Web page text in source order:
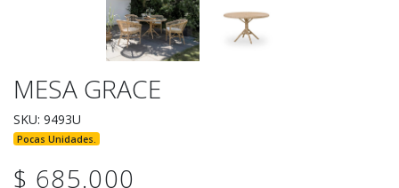
MESA GRACE
SKU: 9493U
Pocas Unidades.
$ 685.000